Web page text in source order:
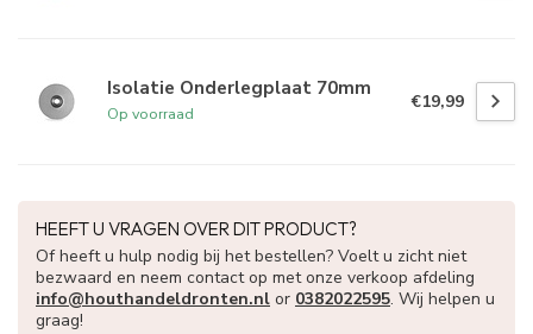
Isolatie Onderlegplaat 70mm
Op voorraad
€19,99
HEEFT U VRAGEN OVER DIT PRODUCT?
Of heeft u hulp nodig bij het bestellen? Voelt u zicht niet
bezwaard en neem contact op met onze verkoop afdeling
info@houthandeldronten.nl or 0382022595. Wij helpen u
graag!